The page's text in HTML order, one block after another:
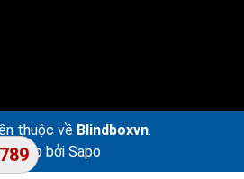
thuộc về Blindboxvn.
cấp bởi Sapo